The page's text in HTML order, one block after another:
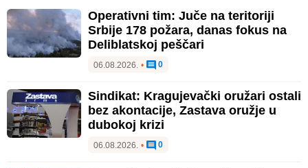
Operativni tim: Juče na teritoriji
Srbije 178 požara, danas fokus na
Deliblatskoj peščari
06.08.2026. • 0
Sindikat: Kragujevački oružari ostali
bez akontacije, Zastava oružje u
dubokoj krizi
06.08.2026. • 0